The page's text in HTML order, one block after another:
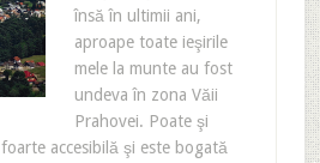
însă în ultimii ani,
aproape toate ieşirile
mele la munte au fost
undeva în zona Văii
Prahovei. Poate şi
accesibilă şi este bogată